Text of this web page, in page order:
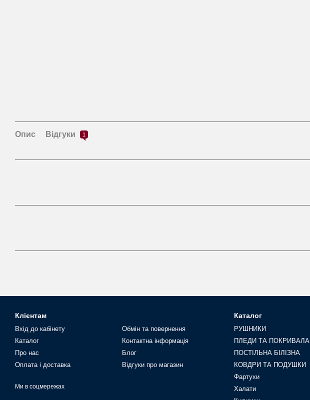
Опис Відгуки 1
Клієнтам
Вхід до кабінету
Каталог
Про нас
Оплата і доставка
Обмін та повернення
Контактна інформація
Блог
Відгуки про магазин
Ми в соцмережах
Каталог
РУШНИКИ
ПЛЕДИ ТА ПОКРИВАЛА
ПОСТІЛЬНА БІЛІЗНА
КОВДРИ ТА ПОДУШКИ
Фартухи
Халати